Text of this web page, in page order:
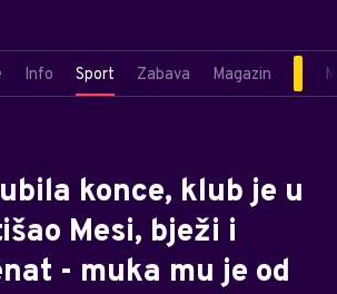
Info Sport Zabava Magazin
konce, klub je u
Mesi, bježi i
- muka mu je od